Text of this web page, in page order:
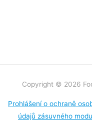
Copyright © 2026
Prohlášení o ochraně
údajů zásuvného